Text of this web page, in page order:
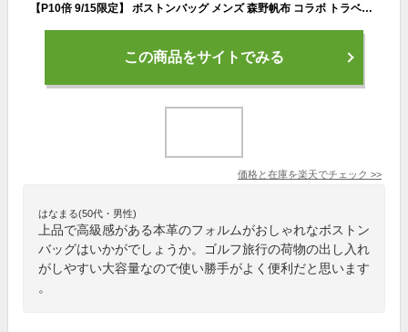
【P10倍 9/15限定】 ボストンバッグ メンズ 森野帆布 コラボ トラベル ボストンバッグ Mサイズ SEAL シール 大型 大容量 ゴルフバッグ 旅行 2泊 防水 ロックキー 斜め掛け 肩掛け 廃タイヤ 人気 日本製 黒 プレゼント ギフト
この商品をサイトでみる
価格と在庫を楽天でチェック >>
はなまる(50代・男性)
上品で高級感がある本革のフォルムがおしゃれなボストン
バッグはいかがでしょうか。ゴルフ旅行の荷物の出し入れ
がしやすい大容量なので使い勝手がよく便利だと思います
。